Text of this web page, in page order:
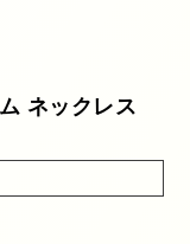
ネックレス